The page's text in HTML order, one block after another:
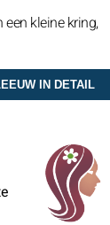
kleine kring,